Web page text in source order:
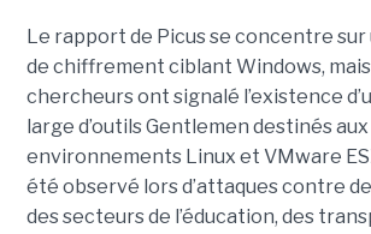
Le rapport de Picus se concentre
de chiffrement ciblant Windows, mais
chercheurs ont signalé l’existence
large d’outils Gentlemen destinés aux
environnements Linux et VMware
été observé lors d’attaques contre
des secteurs de l’éducation, des